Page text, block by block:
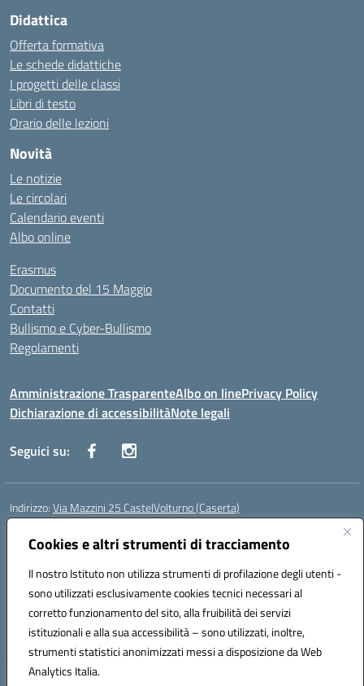
Cookies e altri strumenti di tracciamento
Il nostro Istituto non utilizza strumenti di profilazione degli utenti -
sono utilizzati esclusivamente cookies tecnici necessari al
corretto funzionamento del sito, alla fruibilità dei servizi
istituzionali e alla sua accessibilità – sono utilizzati, inoltre,
strumenti statistici anonimizzati messi a disposizione da Web
Analytics Italia.
Didattica
Offerta formativa
Le schede didattiche
I progetti delle classi
Libri di testo
Orario delle lezioni
Novità
Le notizie
Le circolari
Calendario eventi
Albo online
Erasmus
Documento del 15 Maggio
Contatti
Bullismo e Cyber-Bullismo
Regolamenti
Amministrazione TrasparenteAlbo on linePrivacy Policy
Dichiarazione di accessibilitàNote legali
Seguici su:
Indirizzo:Via Mazzini 25 CastelVolturno (Caserta)
Centralino:
Posta elettronica certificata (PEC):ceis014005@pec.istruzione.it
Codice fiscale: 93063510619
Codice meccanografico:CEIS014005
Codice Indice delle Pubbliche Amministrazioni (IPA): istsc_ceis014005
Codice unico di fatturazione (CUF): UOU8EW